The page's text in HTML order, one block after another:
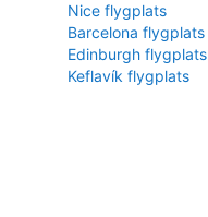
Nice flygplats
Barcelona flygplats
Edinburgh flygplats
Keflavík flygplats